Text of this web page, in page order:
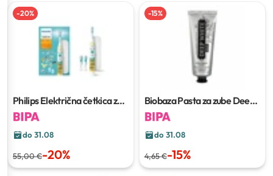
-20%
Philips Električna četkica za
djecu
do 31.08
55,00 €-20%
-15%
Biobaza Pasta za zube Deep
white75 ml
do 31.08
4,65 €-15%